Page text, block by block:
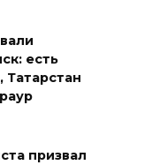
есть
Татарстан
призвал